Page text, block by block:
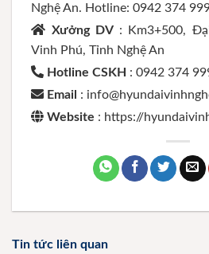
Nghệ An. Hotline: 0942 374
Xưởng DV : Km3+500,
Vinh Phú, Tỉnh Nghệ An
Hotline CSKH : 0942 374
Email :
Website : https://
Tin tức liên quan